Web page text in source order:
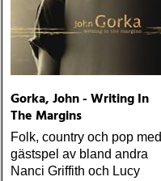
mer än vad tjänsten kräver
Gorka, John - Writing In
The Margins
Folk, country och pop med
gästspel av bland andra
Nanci Griffith och Lucy